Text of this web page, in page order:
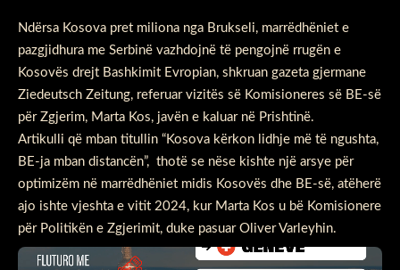
Ndërsa Kosova pret miliona nga Brukseli, marrëdhëniet e
pazgjidhura me Serbinë vazhdojnë të pengojnë rrugën e
Kosovës drejt Bashkimit Evropian, shkruan gazeta gjermane
Ziedeutsch Zeitung, referuar vizitës së Komisioneres së BE-së
për Zgjerim, Marta Kos, javën e kaluar në Prishtinë.
Artikulli që mban titullin “Kosova kërkon lidhje më të ngushta,
BE-ja mban distancën”, thotë se nëse kishte një arsye për
optimizëm në marrëdhëniet midis Kosovës dhe BE-së, atëherë
ajo ishte vjeshta e vitit 2024, kur Marta Kos u bë Komisionere
për Politikën e Zgjerimit, duke pasuar Oliver Varleyhin.